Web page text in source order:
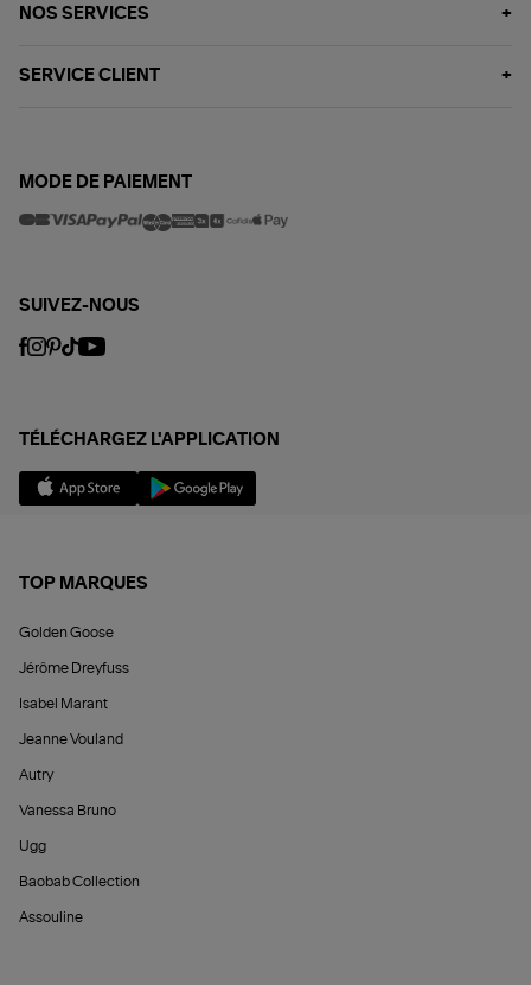
NOS SERVICES
SERVICE CLIENT
MODE DE PAIEMENT
SUIVEZ-NOUS
TÉLÉCHARGEZ L'APPLICATION
TOP MARQUES
Golden Goose
Jérôme Dreyfuss
Isabel Marant
Jeanne Vouland
Autry
Vanessa Bruno
Ugg
Baobab Collection
Assouline